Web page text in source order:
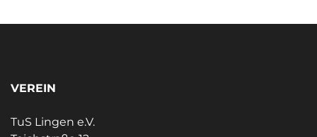
VEREIN
TuS Lingen e.V.